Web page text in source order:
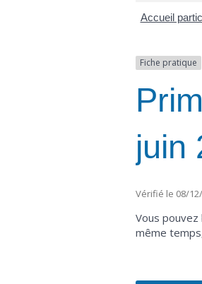
Accueil
Fiche pratique
juin
Vérifié le 08/
Vous pouvez
même